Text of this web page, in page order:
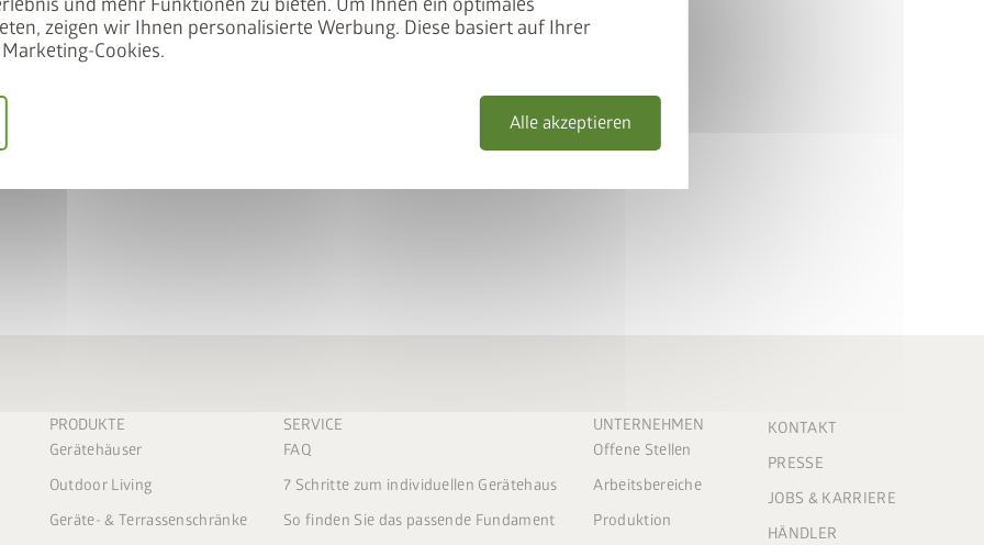
und mehr Funktionen zu bieten. Um Ihnen ein optimales
zeigen wir Ihnen personalisierte Werbung. Diese basiert auf Ihrer
Cookies.
Alle akzeptieren
Passend für:
PRODUKTE
Gerätehäuser
Outdoor Living
Geräte- & Terrassenschränke
SERVICE
FAQ
7 Schritte zum individuellen Gerätehaus
So finden Sie das passende Fundament
UNTERNEHMEN
Offene Stellen
Arbeitsbereiche
Produktion
KONTAKT
PRESSE
JOBS & KARRIERE
HÄNDLER
Angebot